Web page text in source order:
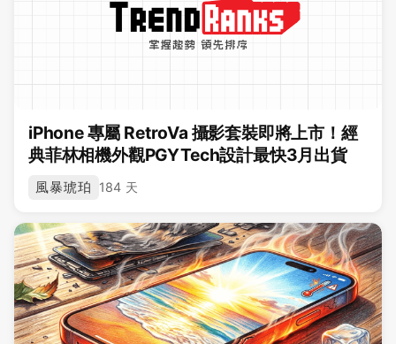
iPhone 專屬 RetroVa 攝影套裝即將上市！經
典菲林相機外觀PGYTech設計最快3月出貨
風暴琥珀 184 天